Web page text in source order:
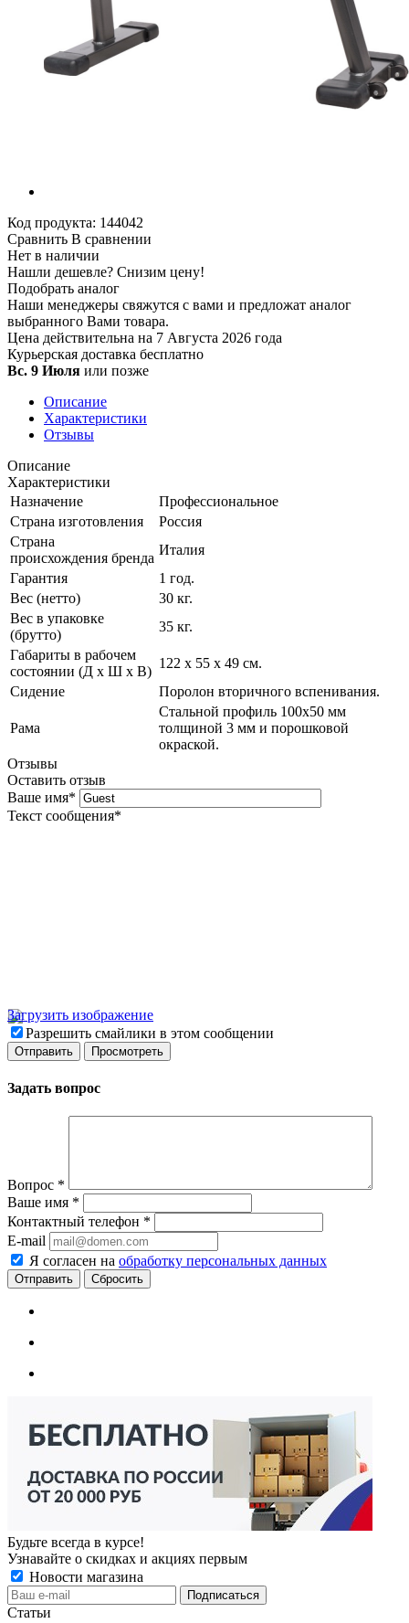
Код продукта: 144042
Сравнить В сравнении
Нет в наличии
Нашли дешевле? Снизим цену!
Подобрать аналог
Наши менеджеры свяжутся с вами и предложат аналог
выбранного Вами товара.
Цена действительна на 7 Августа 2026 года
Курьерская доставка бесплатно
Вс. 9 Июля или позже
Описание
Характеристики
Отзывы
Описание
Характеристики
Назначение
Профессиональное
Страна изготовления
Россия
Страна
происхождения бренда
Италия
Гарантия
1 год.
Вес (нетто)
30 кг.
Вес в упаковке
(брутто)
35 кг.
Габариты в рабочем
состоянии (Д х Ш х В)
122 х 55 х 49 см.
Сидение
Поролон вторичного вспенивания.
Рама
Стальной профиль 100х50 мм
толщиной 3 мм и порошковой
окраской.
Отзывы
Оставить отзыв
Ваше имя*
Текст сообщения*
Загрузить изображение
Разрешить смайлики в этом сообщении
Задать вопрос
Вопрос *
Ваше имя *
Контактный телефон *
E-mail
Я согласен на обработку персональных данных
Сбросить
Будьте всегда в курсе!
Узнавайте о скидках и акциях первым
Новости магазина
Статьи